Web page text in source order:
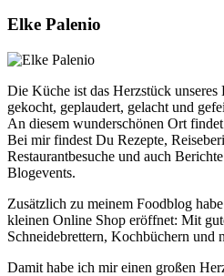
Elke Palenio
Die Küche ist das Herzstück
gekocht, geplaudert, gelacht und
An diesem wunderschönen Ort
Bei mir findest Du Rezepte,
Restaurantbesuche und auch
Blogevents.
Zusätzlich zu meinem Foodblog
kleinen Online Shop eröffnet: Mit
Schneidebrettern, Kochbüchern und
Damit habe ich mir einen großen